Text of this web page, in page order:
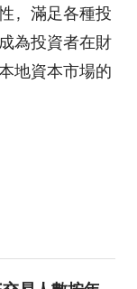
，滿足各種投
為投資者在財
地資本市場的